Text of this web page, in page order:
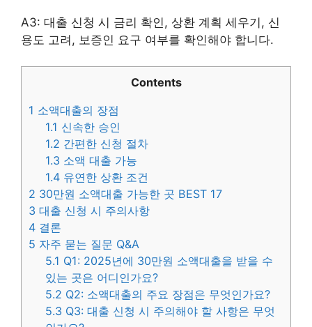
A3: 대출 신청 시 금리 확인, 상환 계획 세우기, 신
용도 고려, 보증인 요구 여부를 확인해야 합니다.
Contents
1 소액대출의 장점
1.1 신속한 승인
1.2 간편한 신청 절차
1.3 소액 대출 가능
1.4 유연한 상환 조건
2 30만원 소액대출 가능한 곳 BEST 17
3 대출 신청 시 주의사항
4 결론
5 자주 묻는 질문 Q&A
5.1 Q1: 2025년에 30만원 소액대출을 받을 수
있는 곳은 어디인가요?
5.2 Q2: 소액대출의 주요 장점은 무엇인가요?
5.3 Q3: 대출 신청 시 주의해야 할 사항은 무엇